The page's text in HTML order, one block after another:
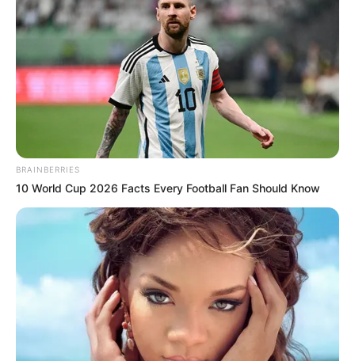
BRAINBERRIES
10 World Cup 2026 Facts Every Football Fan Should Know